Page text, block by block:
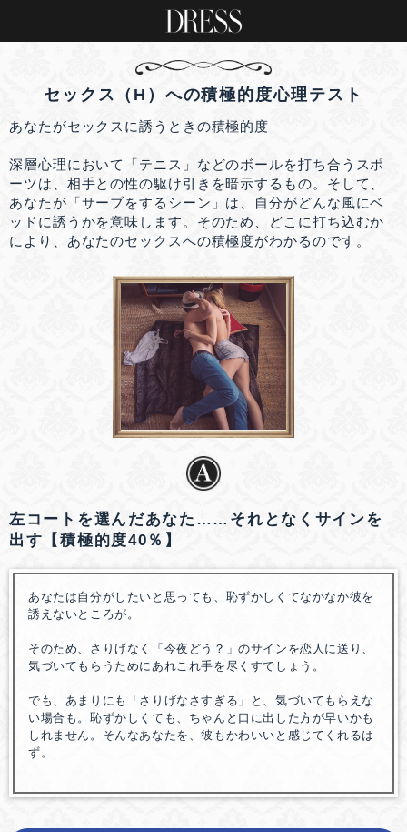
セックス（H）への積極的度心理テスト
あなたがセックスに誘うときの積極的度
深層心理において「テニス」などのボールを打ち合うスポ
ーツは、相手との性の駆け引きを暗示するもの。そして、
あなたが「サーブをするシーン」は、自分がどんな風にベ
ッドに誘うかを意味します。そのため、どこに打ち込むか
により、あなたのセックスへの積極度がわかるのです。
左コートを選んだあなた……それとなくサインを
出す【積極的度40％】
あなたは自分がしたいと思っても、恥ずかしくてなかなか彼を
誘えないところが。
そのため、さりげなく「今夜どう？」のサインを恋人に送り、
気づいてもらうためにあれこれ手を尽くすでしょう。
でも、あまりにも「さりげなさすぎる」と、気づいてもらえな
い場合も。恥ずかしくても、ちゃんと口に出した方が早いかも
しれません。そんなあなたを、彼もかわいいと感じてくれるは
ず。